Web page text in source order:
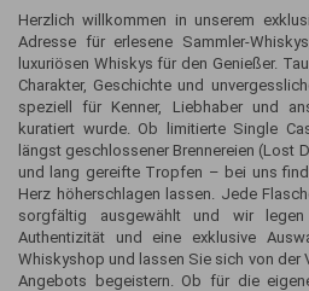
Herzlich willkommen in unserem
Adresse für erlesene Sammler-
luxuriösen Whiskys für den Genießer.
Charakter, Geschichte und
speziell für Kenner, Liebhaber und
kuratiert wurde. Ob limitierte Single
längst geschlossener Brennereien (Lost
und lang gereifte Tropfen – bei uns
Herz höherschlagen lassen. Jede
sorgfältig ausgewählt und wir
Authentizität und eine exklusive
Whiskyshop und lassen Sie sich von der
Angebots begeistern. Ob für die